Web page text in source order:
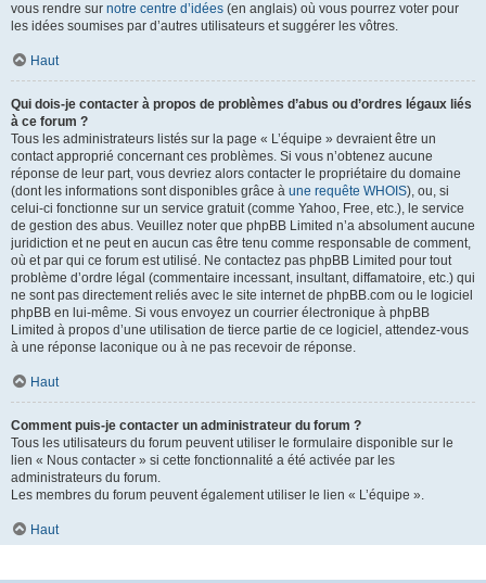
vous rendre sur notre centre d’idées (en anglais) où vous pourrez voter pour
les idées soumises par d’autres utilisateurs et suggérer les vôtres.
Haut
Qui dois-je contacter à propos de problèmes d’abus ou d’ordres légaux liés
à ce forum ?
Tous les administrateurs listés sur la page « L’équipe » devraient être un
contact approprié concernant ces problèmes. Si vous n’obtenez aucune
réponse de leur part, vous devriez alors contacter le propriétaire du domaine
(dont les informations sont disponibles grâce à une requête WHOIS), ou, si
celui-ci fonctionne sur un service gratuit (comme Yahoo, Free, etc.), le service
de gestion des abus. Veuillez noter que phpBB Limited n’a absolument aucune
juridiction et ne peut en aucun cas être tenu comme responsable de comment,
où et par qui ce forum est utilisé. Ne contactez pas phpBB Limited pour tout
problème d’ordre légal (commentaire incessant, insultant, diffamatoire, etc.) qui
ne sont pas directement reliés avec le site internet de phpBB.com ou le logiciel
phpBB en lui-même. Si vous envoyez un courrier électronique à phpBB
Limited à propos d’une utilisation de tierce partie de ce logiciel, attendez-vous
à une réponse laconique ou à ne pas recevoir de réponse.
Haut
Comment puis-je contacter un administrateur du forum ?
Tous les utilisateurs du forum peuvent utiliser le formulaire disponible sur le
lien « Nous contacter » si cette fonctionnalité a été activée par les
administrateurs du forum.
Les membres du forum peuvent également utiliser le lien « L’équipe ».
Haut